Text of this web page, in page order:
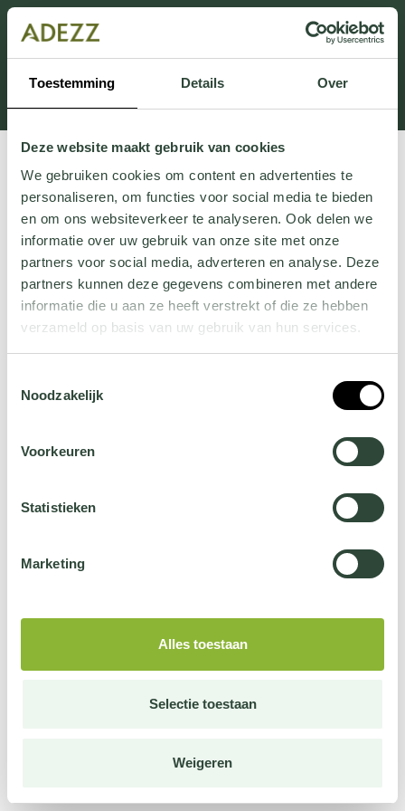
Toestemming Details Over
Deze website maakt gebruik van cookies
We gebruiken cookies om content en advertenties te
personaliseren, om functies voor social media te bieden
en om ons websiteverkeer te analyseren. Ook delen we
informatie over uw gebruik van onze site met onze
partners voor social media, adverteren en analyse. Deze
partners kunnen deze gegevens combineren met andere
informatie die u aan ze heeft verstrekt of die ze hebben
verzameld op basis van uw gebruik van hun services.
jehier.
Noodzakelijk
Voorkeuren
Statistieken
Marketing
Alles toestaan
Selectie toestaan
Weigeren
This section is currently under maintenance.
If you are missing information, you can call us at +31
413 745 423 or email us at